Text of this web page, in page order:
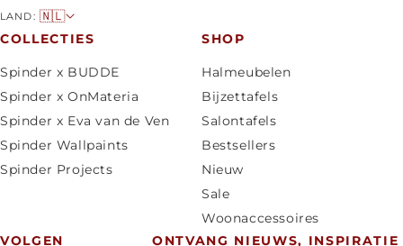
LAND: L
a
r
e
g
🇳🇱
COLLECTIES
Spinder x BUDDE
Spinder x OnMateria
Spinder x Eva van de Ven
Spinder Wallpaints
Spinder Projects
SHOP
Halmeubelen
Bijzettafels
Salontafels
Bestsellers
Nieuw
Sale
Woonaccessoires
VOLGEN ONTVANG NIEUWS, INSPIRATIE